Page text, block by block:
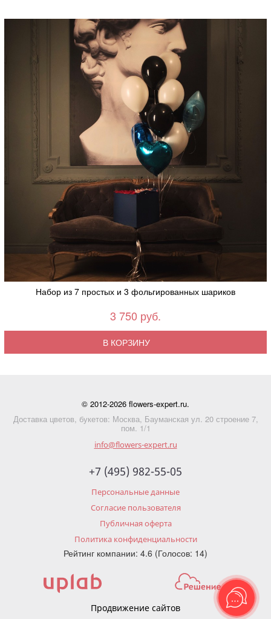
Набор из 7 простых и 3 фольгированных шариков
3 750 руб.
В КОРЗИНУ
© 2012-2026 flowers-expert.ru.
Доставка цветов, букетов: Москва, Бауманская ул. 20 строение 7,
пом. 1/1
info@flowers-expert.ru
+7 (495) 982-55-05
Персональные данные
Согласие пользователя
Публичная оферта
Политика конфиденциальности
Рейтинг компании: 4.6 (Голосов: 14)
Продвижение сайтов